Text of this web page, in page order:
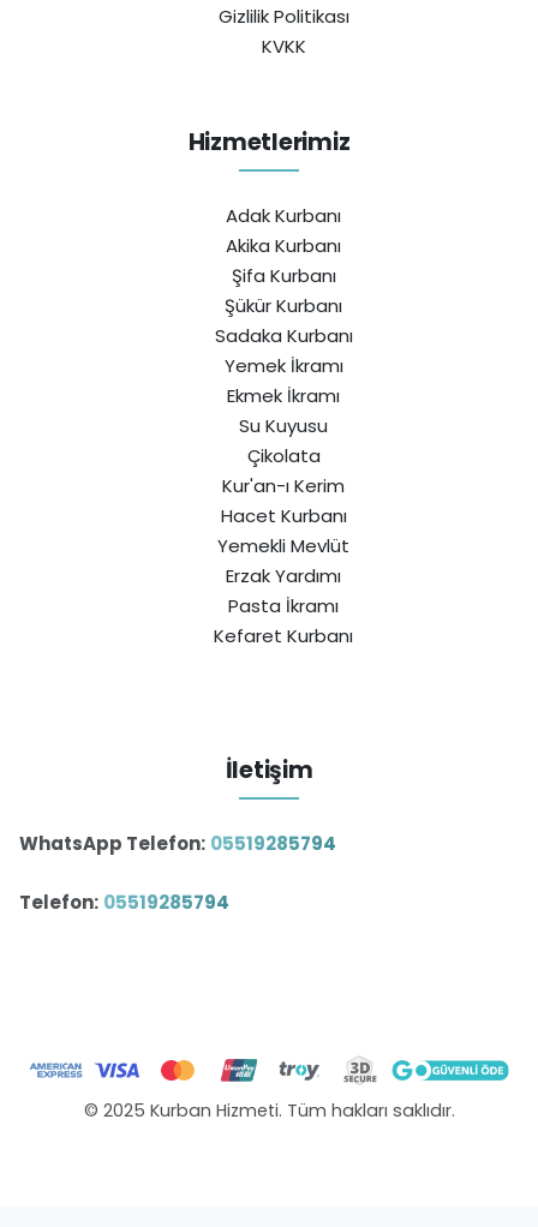
Gizlilik Politikası
KVKK
Hizmetlerimiz
Adak Kurbanı
Akika Kurbanı
Şifa Kurbanı
Şükür Kurbanı
Sadaka Kurbanı
Yemek İkramı
Ekmek İkramı
Su Kuyusu
Çikolata
Kur'an-ı Kerim
Hacet Kurbanı
Yemekli Mevlüt
Erzak Yardımı
Pasta İkramı
Kefaret Kurbanı
İletişim
WhatsApp Telefon: 05519285794
Telefon: 05519285794
© 2025 Kurban Hizmeti. Tüm hakları saklıdır.